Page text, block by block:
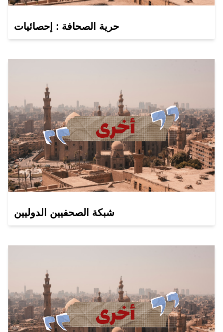
حرية الصحافة : إحصائيات
شبكة الصحفيين الدوليين